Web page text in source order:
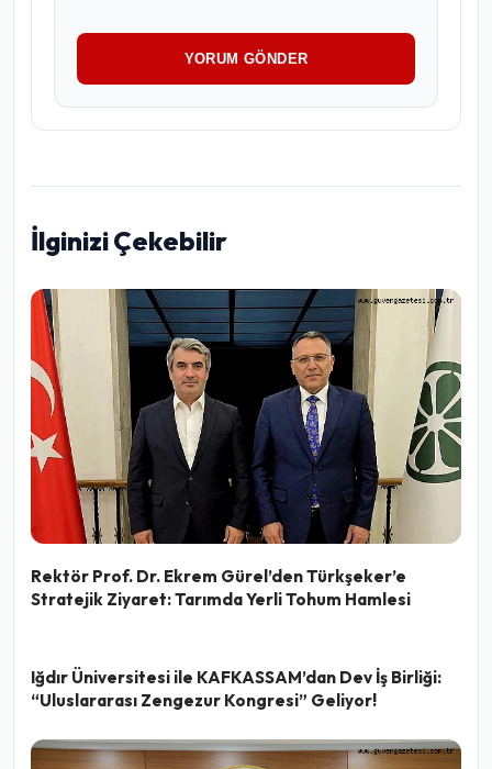
YORUM GÖNDER
İlginizi Çekebilir
Rektör Prof. Dr. Ekrem Gürel’den Türkşeker’e
Stratejik Ziyaret: Tarımda Yerli Tohum Hamlesi
Iğdır Üniversitesi ile KAFKASSAM’dan Dev İş Birliği:
“Uluslararası Zengezur Kongresi” Geliyor!